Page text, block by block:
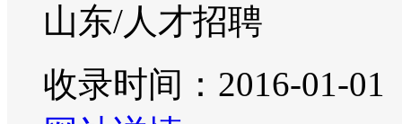
山东/人才招聘
收录时间：2016-01-01